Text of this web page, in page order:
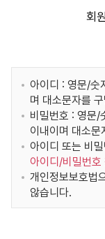
회
아이디 : 영문/숫
며 대소문자를
비밀번호 : 영문/
이내이며 대소문
아이디 또는 비
아이디/비밀번호
개인정보보호법
않습니다.